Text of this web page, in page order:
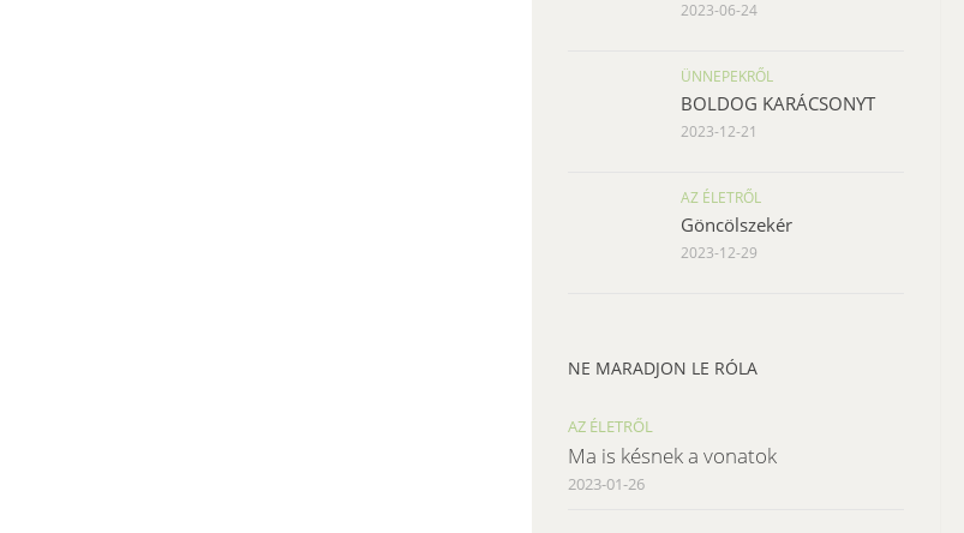
2023-06-24
ÜNNEPEKRŐL
BOLDOG KARÁCSONYT
2023-12-21
AZ ÉLETRŐL
Göncölszekér
2023-12-29
NE MARADJON LE RÓLA
AZ ÉLETRŐL
Ma is késnek a vonatok
2023-01-26